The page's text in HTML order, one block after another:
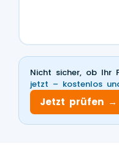
Nicht sicher, ob Ihr
jetzt – kostenlos
Jetzt prüfen →